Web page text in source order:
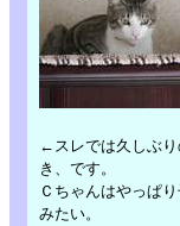
←スレでは久しぶ
き、です。
Ｃちゃんはやっぱ
みたい。